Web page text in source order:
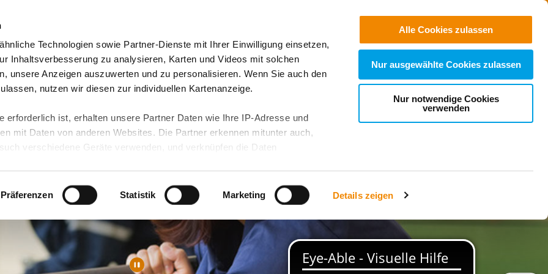
Technologien sowie Partner-Dienste mit Ihrer Einwilligung einsetzen,
Inhaltsverbesserung zu analysieren, Karten und Videos mit solchen
unsere Anzeigen auszuwerten und zu personalisieren. Wenn Sie auch den
nutzen wir diesen zur individuellen Kartenanzeige.
erforderlich ist, erhalten unsere Partner Daten wie Ihre IP-Adresse und
mit Daten von anderen Websites. Die Partner erkennen mitunter auch,
verschiedene Geräte verwenden, und verknüpfen die Daten
Daten führen kann.
unserenDatenschutzhinweisenund in unsererCookie-Übersicht. Wenn
Funktionen für diese Zwecke aktiviert sind, müssen Sie alle Cookie-
mittels nachfolgender Buttons über Ihre Einwilligung für diese
erteilte Einwilligung stets für die Zukunft widerrufen. Bitte beachten Sie:
Präferenzen Statistik Marketing Details zeigen
Alle Cookies zulassen
Nur ausgewählte Cookies zulassen
Nur notwendige Cookies
verwenden
Suchen
Video-Blog & Presse Freie Jobs & mehr Unsere Einrichtungen
Kontakt